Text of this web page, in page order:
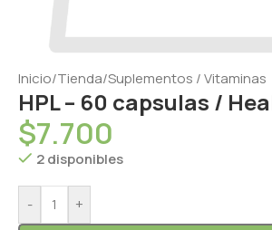
Inicio/Tienda/Suplementos / Vitaminas
HPL – 60 capsulas /
$7.700
2 disponibles
- +